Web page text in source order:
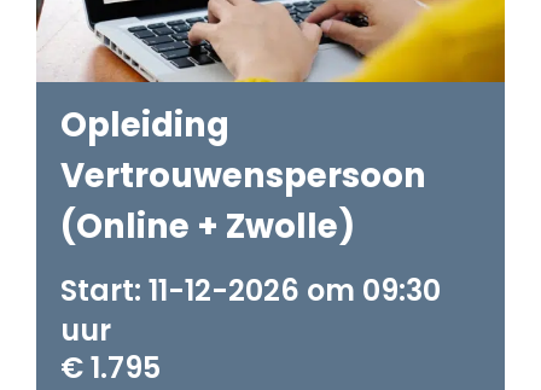
Opleiding
Vertrouwenspersoon
(Online + Zwolle)
11-12-2026 om 09:30
€ 1.795